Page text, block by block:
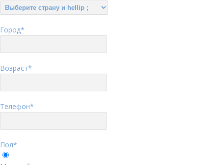
Город*
Возраст*
Телефон*
Пол*